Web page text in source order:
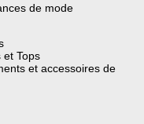
de mode
et Tops
et accessoires de